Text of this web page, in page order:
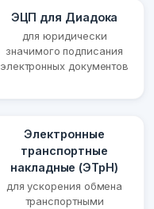
ЭЦП для Диадока
для юридически
значимого подписания
электронных документов
Электронные
транспортные
накладные (ЭТрН)
для ускорения обмена
транспортными